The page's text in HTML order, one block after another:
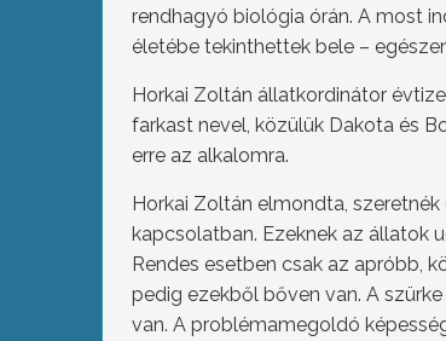
rendhagyó biológia órán. A most
életébe tekinthettek bele –
Horkai Zoltán állatkordinátor
farkast nevel, közülük Dakota és
erre az alkalomra.
Horkai Zoltán elmondta,
kapcsolatban. Ezeknek az állatok
Rendes esetben csak az apróbb,
pedig ezekből bőven van. A
van. A problémamegoldó